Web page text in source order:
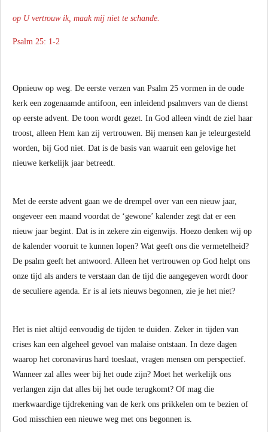
op U vertrouw ik, maak mij niet te schande.
Psalm 25: 1-2
Opnieuw op weg. De eerste verzen van Psalm 25 vormen in de oude
kerk een zogenaamde antifoon, een inleidend psalmvers van de dienst
op eerste advent. De toon wordt gezet. In God alleen vindt de ziel haar
troost, alleen Hem kan zij vertrouwen. Bij mensen kan je teleurgesteld
worden, bij God niet. Dat is de basis van waaruit een gelovige het
nieuwe kerkelijk jaar betreedt.
Met de eerste advent gaan we de drempel over van een nieuw jaar,
ongeveer een maand voordat de ‘gewone’ kalender zegt dat er een
nieuw jaar begint. Dat is in zekere zin eigenwijs. Hoezo denken wij op
de kalender vooruit te kunnen lopen? Wat geeft ons die vermetelheid?
De psalm geeft het antwoord. Alleen het vertrouwen op God helpt ons
onze tijd als anders te verstaan dan de tijd die aangegeven wordt door
de seculiere agenda. Er is al iets nieuws begonnen, zie je het niet?
Het is niet altijd eenvoudig de tijden te duiden. Zeker in tijden van
crises kan een algeheel gevoel van malaise ontstaan. In deze dagen
waarop het coronavirus hard toeslaat, vragen mensen om perspectief.
Wanneer zal alles weer bij het oude zijn? Moet het werkelijk ons
verlangen zijn dat alles bij het oude terugkomt? Of mag die
merkwaardige tijdrekening van de kerk ons prikkelen om te bezien of
God misschien een nieuwe weg met ons begonnen is.